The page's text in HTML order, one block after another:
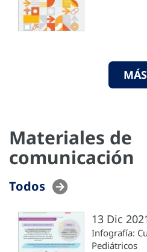
MÁS
Materiales de
comunicación
Todos
13 Dic
Infografía:
Pediátricos